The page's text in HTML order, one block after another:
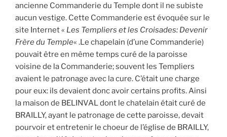
ancienne Commanderie du Temple dont il ne subiste
aucun vestige. Cette Commanderie est évoquée sur le
site Internet « Les Templiers et les Croisades: Devenir
Frère du Temple« .Le chapelain (d’une Commanderie)
pouvait être en même temps curé de la paroisse
voisine de la Commanderie; souvent les Templiers
avaient le patronage avec la cure. C’était une charge
pour eux: ils devaient donc avoir certains profits. Ainsi
la maison de BELINVAL dont le chatelain était curé de
BRAILLY, ayant le patronage de cette paroisse, devait
pourvoir et entretenir le choeur de l’église de BRAILLY,